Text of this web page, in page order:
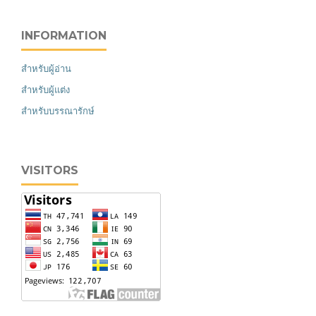
INFORMATION
สำหรับผู้อ่าน
สำหรับผู้แต่ง
สำหรับบรรณารักษ์
VISITORS